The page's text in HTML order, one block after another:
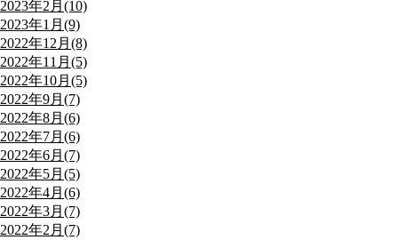
2023年2月(10)
2023年1月(9)
2022年12月(8)
2022年11月(5)
2022年10月(5)
2022年9月(7)
2022年8月(6)
2022年7月(6)
2022年6月(7)
2022年5月(5)
2022年4月(6)
2022年3月(7)
2022年2月(7)